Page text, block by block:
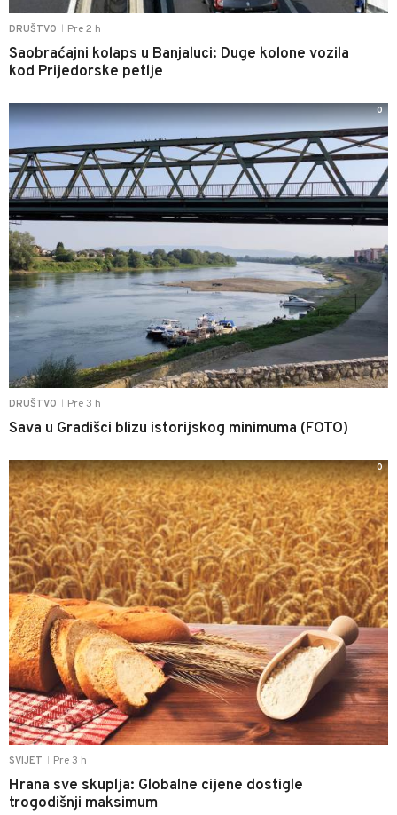
DRUŠTVO Pre 2 h
Saobraćajni kolaps u Banjaluci: Duge kolone vozila
kod Prijedorske petlje
DRUŠTVO Pre 3 h
Sava u Gradišci blizu istorijskog minimuma (FOTO)
0
SVIJET Pre 3 h
Hrana sve skuplja: Globalne cijene dostigle
trogodišnji maksimum
0